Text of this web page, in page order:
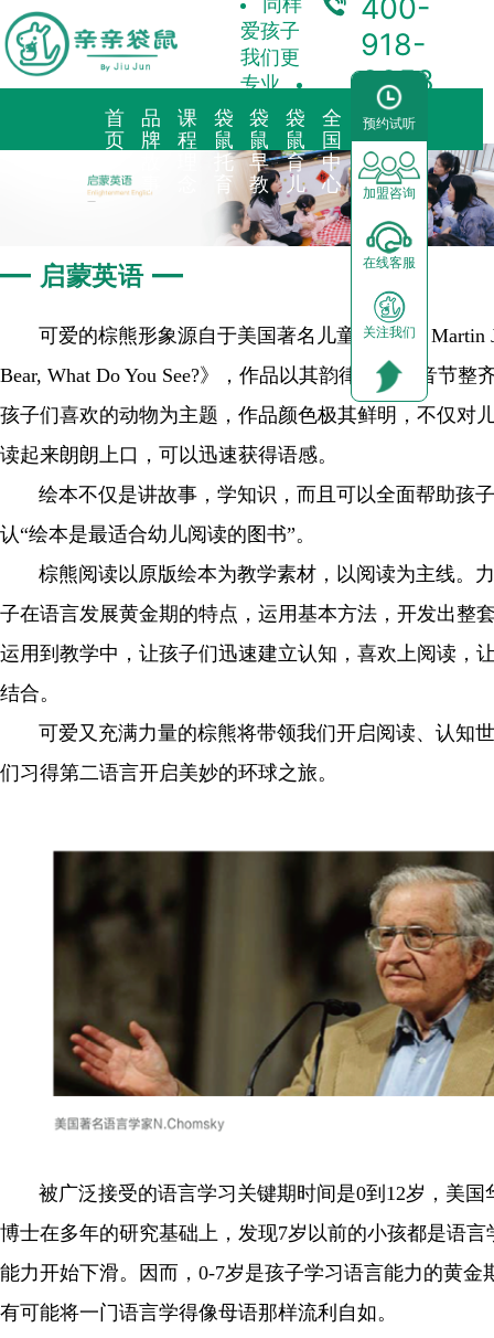
预约试听
加盟咨询
在线客服
关注我们
爱孩子
我们更
专业
400-
918-
3358
首
页
品
牌
事
品牌简介
海外KindyROO
中国亲亲袋鼠
课
程
教育理念
九大课程
器械功能
袋
鼠
托
育
袋
鼠
早
教
亲子早教
棕熊阅读
袋
鼠
育
儿
全
国
中
心
预约试听
园区展示
合
作
加
盟
前景分析
运营支持
合作模式
— 启蒙英语—
可爱的棕熊形象源自于美国著名儿童作家Bill Martin
Bear, What Do You See?》，作品以其韵律优美、音节
孩子们喜欢的动物为主题，作品颜色极其鲜明，不仅对
读起来朗朗上口，可以迅速获得语感。
绘本不仅是讲故事，学知识，而且可以全面帮助孩
认“绘本是最适合幼儿阅读的图书”。
棕熊阅读以原版绘本为教学素材，以阅读为主线。
子在语言发展黄金期的特点，运用基本方法，开发出整
运用到教学中，让孩子们迅速建立认知，喜欢上阅读，
结合。
可爱又充满力量的棕熊将带领我们开启阅读、认知
们习得第二语言开启美妙的环球之旅。
被广泛接受的语言学习关键期时间是0到12岁，美国
博士在多年的研究基础上，发现7岁以前的小孩都是语
能力开始下滑。因而，0-7岁是孩子学习语言能力的黄
有可能将一门语言学得像母语那样流利自如。